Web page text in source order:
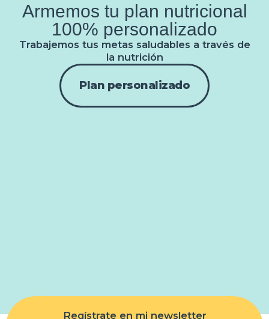
Armemos tu plan nutricional
100% personalizado
Trabajemos tus metas saludables a través de
la nutrición
Plan personalizado
Regístrate en mi newsletter